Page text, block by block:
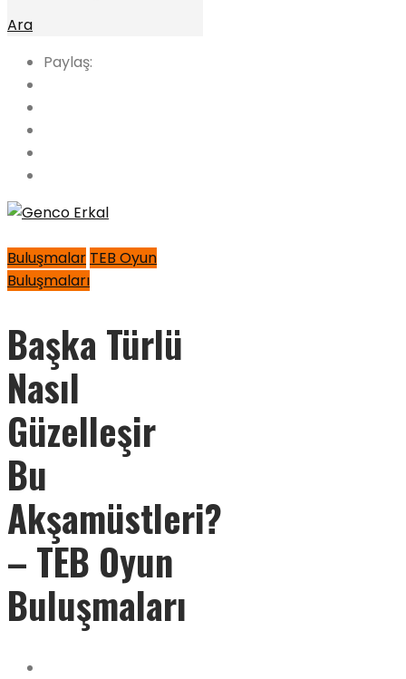
Ara
Paylaş:
Buluşmalar TEB Oyun
Buluşmaları
Başka Türlü
Nasıl
Güzelleşir
Bu
Akşamüstleri?
– TEB Oyun
Buluşmaları